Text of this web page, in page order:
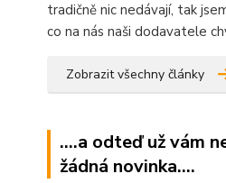
tradičně nic nedávají, tak
co na nás naši dodavatele
Zobrazit všechny články
....a odteď už vám
žádná novinka....